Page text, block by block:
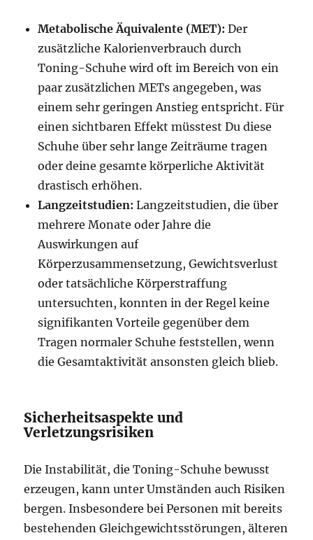
Metabolische Äquivalente (MET): Der
zusätzliche Kalorienverbrauch durch
Toning-Schuhe wird oft im Bereich von ein
paar zusätzlichen METs angegeben, was
einem sehr geringen Anstieg entspricht. Für
einen sichtbaren Effekt müsstest Du diese
Schuhe über sehr lange Zeiträume tragen
oder deine gesamte körperliche Aktivität
drastisch erhöhen.
Langzeitstudien: Langzeitstudien, die über
mehrere Monate oder Jahre die
Auswirkungen auf
Körperzusammensetzung, Gewichtsverlust
oder tatsächliche Körperstraffung
untersuchten, konnten in der Regel keine
signifikanten Vorteile gegenüber dem
Tragen normaler Schuhe feststellen, wenn
die Gesamtaktivität ansonsten gleich blieb.
Sicherheitsaspekte und
Verletzungsrisiken
Die Instabilität, die Toning-Schuhe bewusst
erzeugen, kann unter Umständen auch Risiken
bergen. Insbesondere bei Personen mit bereits
bestehenden Gleichgewichtsstörungen, älteren